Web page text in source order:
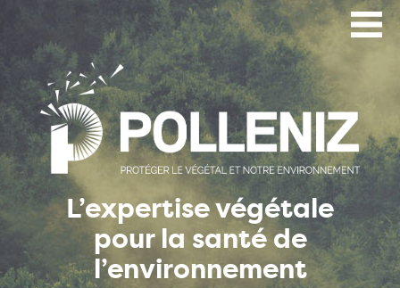
principal
L’expertise végétale
pour la santé de
l’environnement